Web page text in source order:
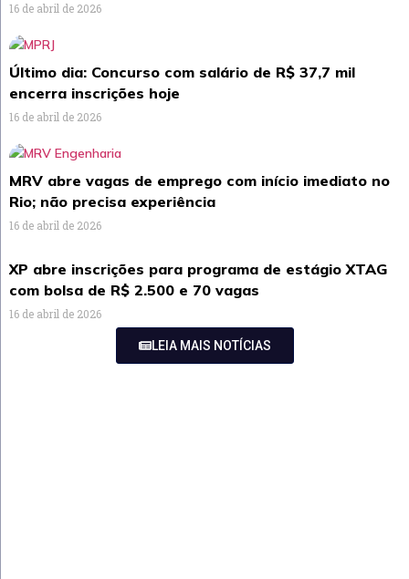
16 de abril de 2026
Último dia: Concurso com salário de R$ 37,7 mil
encerra inscrições hoje
16 de abril de 2026
MRV abre vagas de emprego com início imediato no
Rio; não precisa experiência
16 de abril de 2026
XP abre inscrições para programa de estágio XTAG
com bolsa de R$ 2.500 e 70 vagas
16 de abril de 2026
LEIA MAIS NOTÍCIAS